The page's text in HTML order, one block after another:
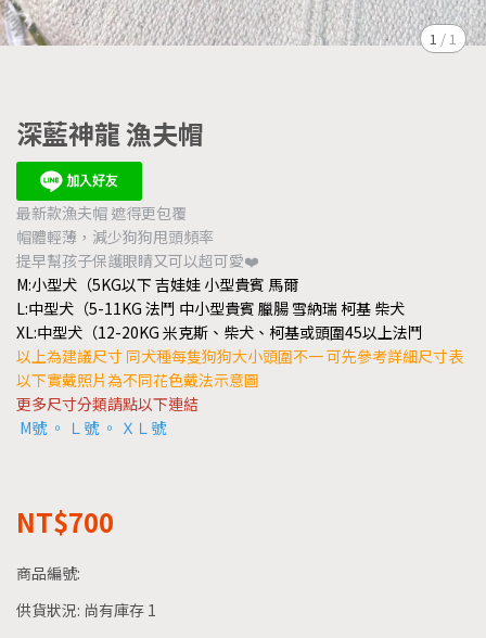
1 / 1
深藍神龍 漁夫帽
最新款漁夫帽 遮得更包覆
帽體輕薄，減少狗狗甩頭頻率
提早幫孩子保護眼睛又可以超可愛❤️
M:小型犬（5KG以下 吉娃娃 小型貴賓 馬爾
L:中型犬（5-11KG 法鬥 中小型貴賓 臘腸 雪納瑞 柯基 柴犬
XL:中型犬（12-20KG 米克斯、柴犬、柯基或頭圍45以上法鬥
以上為建議尺寸 同犬種每隻狗狗大小頭圍不一 可先參考詳細尺寸表
以下實戴照片為不同花色戴法示意圖
更多尺寸分類請點以下連結
M號。 Ｌ號。 ＸＬ號
NT$700
商品編號:
供貨狀況: 尚有庫存 1